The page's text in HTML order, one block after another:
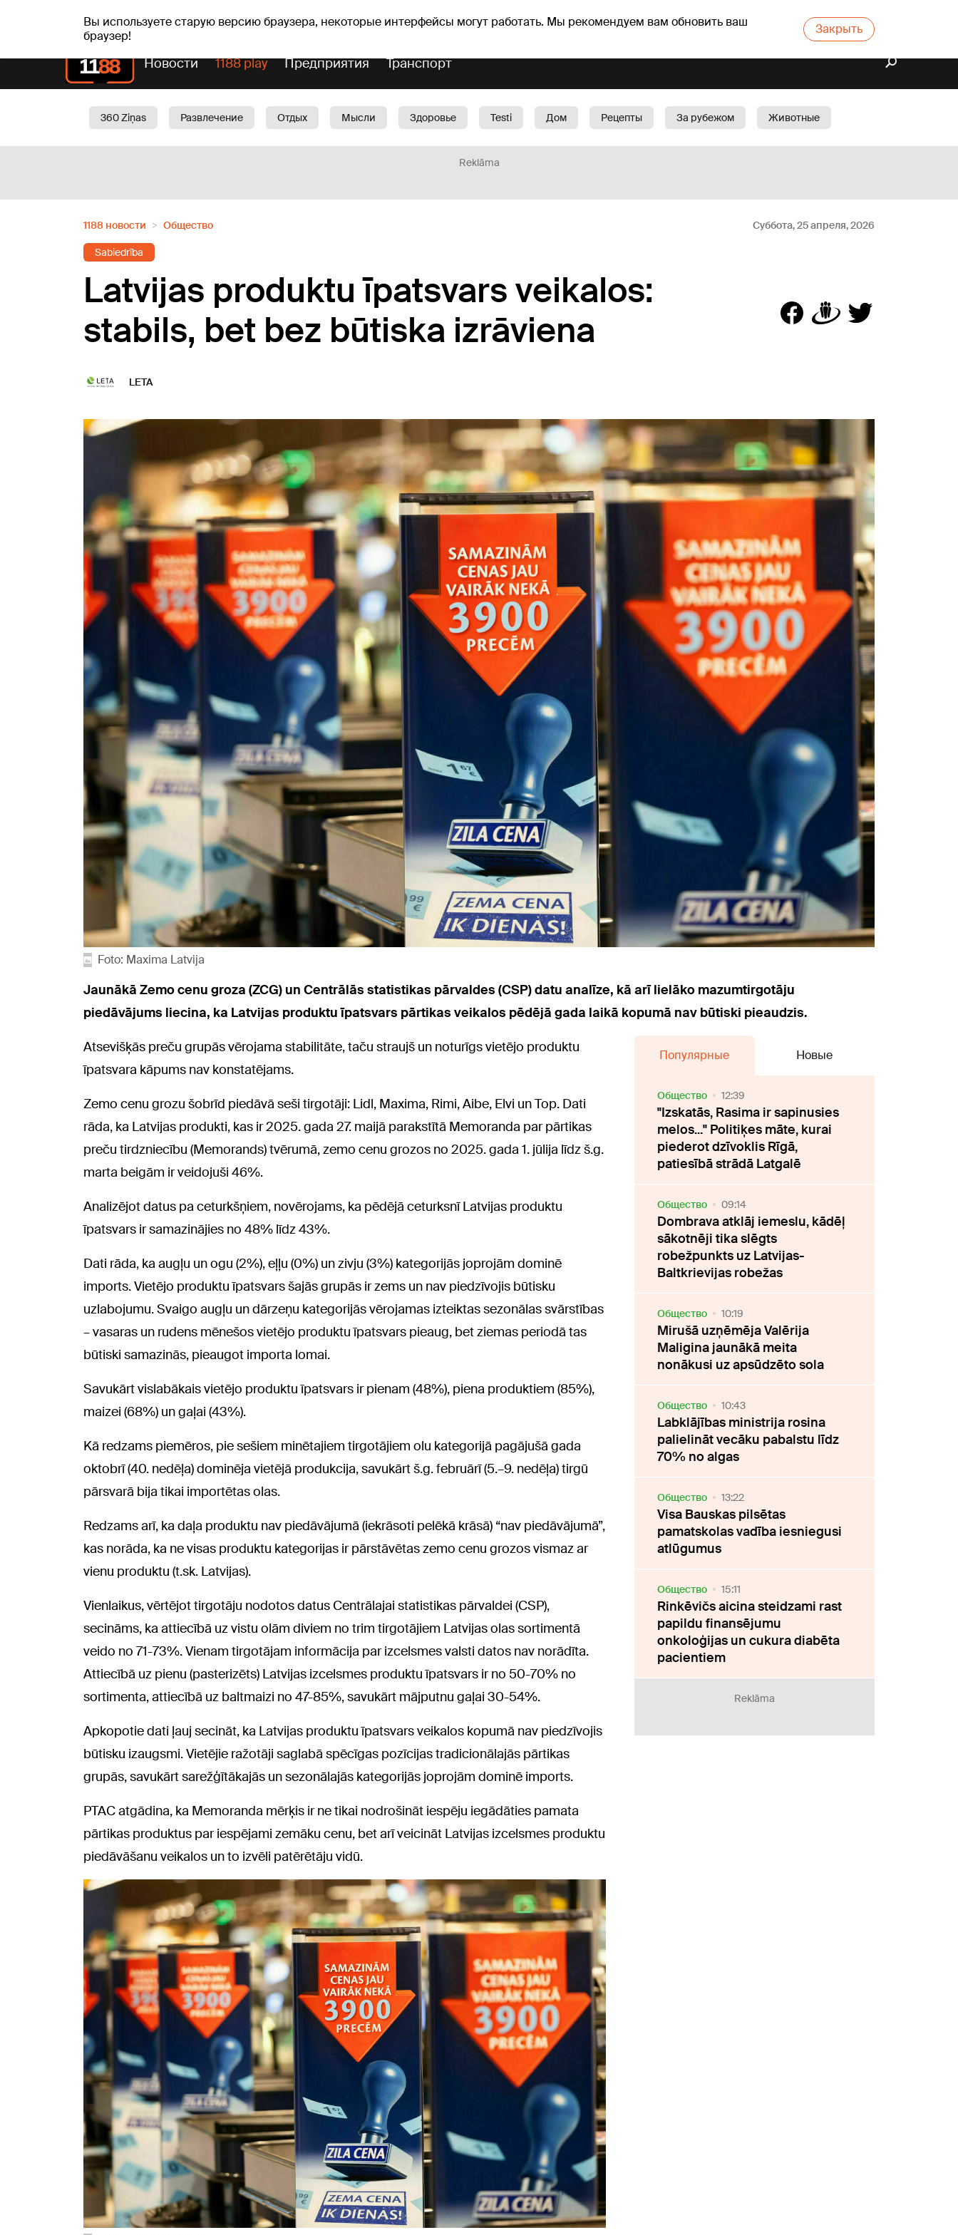
Вы используете старую версию браузера, некоторые интерфейсы могут работать. Мы рекомендуем вам обновить ваш
браузер!
Закрыть
чт, 06.08.2026. +21°C Alfrēds, Fredis, Madars Прогноз погоды Гороскопы
Новости 1188 play Предприятия Транспорт
360 Ziņas Развлечение Отдых Мысли Здоровье Testi Дом Рецепты За рубежом
Животные
Reklāma
1188 новости Oбщество Суббота, 25 апреля, 2026
Sabiedrība
Latvijas produktu īpatsvars veikalos:
stabils, bet bez būtiska izrāviena
LETA
Foto: Maxima Latvija
Jaunākā Zemo cenu groza (ZCG) un Centrālās statistikas pārvaldes (CSP) datu analīze, kā arī lielāko mazumtirgotāju
piedāvājums liecina, ka Latvijas produktu īpatsvars pārtikas veikalos pēdējā gada laikā kopumā nav būtiski pieaudzis.
Atsevišķās preču grupās vērojama stabilitāte, taču straujš un noturīgs vietējo produktu
īpatsvara kāpums nav konstatējams.
Zemo cenu grozu šobrīd piedāvā seši tirgotāji: Lidl, Maxima, Rimi, Aibe, Elvi un Top. Dati
rāda, ka Latvijas produkti, kas ir 2025. gada 27. maijā parakstītā Memoranda par pārtikas
preču tirdzniecību (Memorands) tvērumā, zemo cenu grozos no 2025. gada 1. jūlija līdz š.g.
marta beigām ir veidojuši 46%.
Analizējot datus pa ceturkšņiem, novērojams, ka pēdējā ceturksnī Latvijas produktu
īpatsvars ir samazinājies no 48% līdz 43%.
Dati rāda, ka augļu un ogu (2%), eļļu (0%) un zivju (3%) kategorijās joprojām dominē
imports. Vietējo produktu īpatsvars šajās grupās ir zems un nav piedzīvojis būtisku
uzlabojumu. Svaigo augļu un dārzeņu kategorijās vērojamas izteiktas sezonālas svārstības
– vasaras un rudens mēnešos vietējo produktu īpatsvars pieaug, bet ziemas periodā tas
būtiski samazinās, pieaugot importa lomai.
Savukārt vislabākais vietējo produktu īpatsvars ir pienam (48%), piena produktiem (85%),
maizei (68%) un gaļai (43%).
Kā redzams piemēros, pie sešiem minētajiem tirgotājiem olu kategorijā pagājušā gada
oktobrī (40. nedēļa) dominēja vietējā produkcija, savukārt š.g. februārī (5.–9. nedēļa) tirgū
pārsvarā bija tikai importētas olas.
Redzams arī, ka daļa produktu nav piedāvājumā (iekrāsoti pelēkā krāsā) “nav piedāvājumā”,
kas norāda, ka ne visas produktu kategorijas ir pārstāvētas zemo cenu grozos vismaz ar
vienu produktu (t.sk. Latvijas).
Vienlaikus, vērtējot tirgotāju nodotos datus Centrālajai statistikas pārvaldei (CSP),
secināms, ka attiecībā uz vistu olām diviem no trim tirgotājiem Latvijas olas sortimentā
veido no 71-73%. Vienam tirgotājam informācija par izcelsmes valsti datos nav norādīta.
Attiecībā uz pienu (pasterizēts) Latvijas izcelsmes produktu īpatsvars ir no 50-70% no
sortimenta, attiecībā uz baltmaizi no 47-85%, savukārt mājputnu gaļai 30-54%.
Apkopotie dati ļauj secināt, ka Latvijas produktu īpatsvars veikalos kopumā nav piedzīvojis
būtisku izaugsmi. Vietējie ražotāji saglabā spēcīgas pozīcijas tradicionālajās pārtikas
grupās, savukārt sarežģītākajās un sezonālajās kategorijās joprojām dominē imports.
PTAC atgādina, ka Memoranda mērķis ir ne tikai nodrošināt iespēju iegādāties pamata
pārtikas produktus par iespējami zemāku cenu, bet arī veicināt Latvijas izcelsmes produktu
piedāvāšanu veikalos un to izvēli patērētāju vidū.
Популярные Новые
Oбщество 12:39
"Izskatās, Rasima ir sapinusies
melos..." Politiķes māte, kurai
piederot dzīvoklis Rīgā,
patiesībā strādā Latgalē
Oбщество 09:14
Dombrava atklāj iemeslu, kādēļ
sākotnēji tika slēgts
robežpunkts uz Latvijas-
Baltkrievijas robežas
Oбщество 10:19
Mirušā uzņēmēja Valērija
Maligina jaunākā meita
nonākusi uz apsūdzēto sola
Oбщество 10:43
Labklājības ministrija rosina
palielināt vecāku pabalstu līdz
70% no algas
Oбщество 13:22
Visa Bauskas pilsētas
pamatskolas vadība iesniegusi
atlūgumus
Oбщество 15:11
Rinkēvičs aicina steidzami rast
papildu finansējumu
onkoloģijas un cukura diabēta
pacientiem
Reklāma